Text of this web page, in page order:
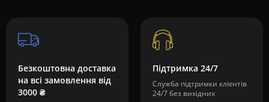
Безкоштовна доставка
на всі замовлення від
3000 ₴
Підтримка 24/7
Служба підтримки клієнтів
24/7 без вихідних